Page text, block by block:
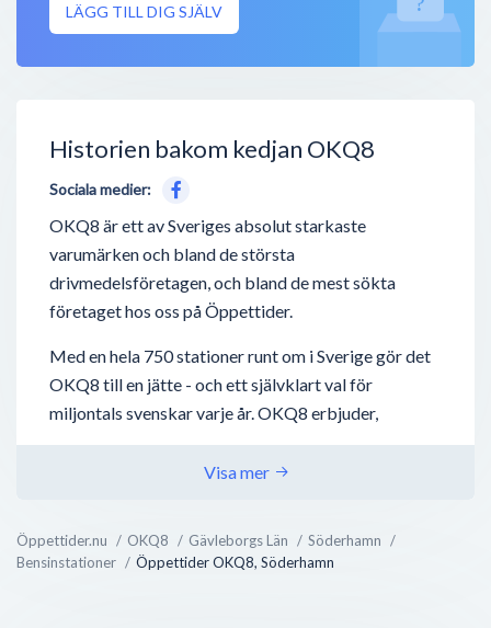
Öppettider.nu OKQ8 Gävleborgs Län
Söderhamn
Bensinstationer
Öppettider OKQ8, Söderhamn
LÄGG TILL DIG SJÄLV
Historien bakom kedjan OKQ8
Sociala medier:
OKQ8 är ett av Sveriges absolut starkaste
varumärken och bland de största
drivmedelsföretagen, och bland de mest sökta
företaget hos oss på Öppettider.
Med en hela 750 stationer runt om i Sverige gör det
OKQ8 till en jätte - och ett självklart val för
miljontals svenskar varje år. OKQ8 erbjuder,
förutom drivmedel så som bensin, diesel,
laddstationer för elbilar - även biltvätt, tvätta-själv
OKQ8 bedriver även direktförsäljning mot företag
Visa mer